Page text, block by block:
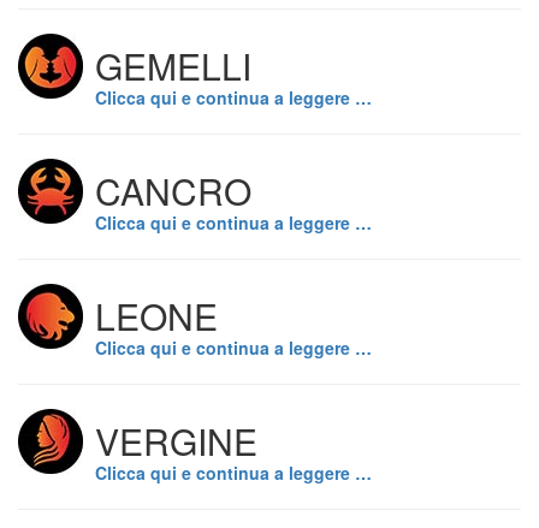
GEMELLI
Clicca qui e continua a leggere …
CANCRO
Clicca qui e continua a leggere …
LEONE
Clicca qui e continua a leggere …
VERGINE
Clicca qui e continua a leggere …